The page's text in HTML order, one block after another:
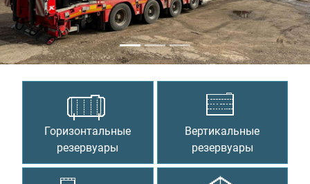
Горизонтальные
резервуары
Вертикальные
резервуары